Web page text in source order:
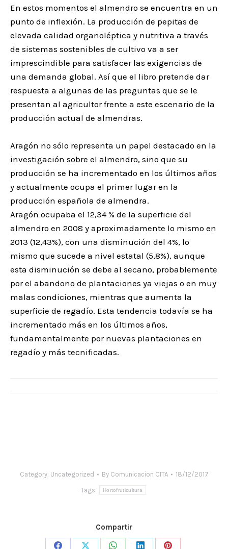
En estos momentos el almendro se encuentra en un
punto de inflexión. La producción de pepitas de
elevada calidad organoléptica y nutritiva a través
de sistemas sostenibles de cultivo va a ser
imprescindible para satisfacer las exigencias de
una demanda global. Así que el libro pretende dar
respuesta a algunas de las preguntas que se le
presentan al agricultor frente a este escenario de la
producción actual de almendras.
Aragón no sólo representa un papel destacado en la
investigación sobre el almendro, sino que su
producción se ha incrementado en los últimos años
y actualmente ocupa el primer lugar en la
producción española de almendra.
Aragón ocupaba el 12,34 % de la superficie del
almendro en 2008 y aproximadamente lo mismo en
2013 (12,43%), con una disminución del 4%, lo
mismo que sucede a nivel estatal (5,8%), aunque
esta disminución se debe al secano, probablemente
por el abandono de plantaciones ya viejas o en muy
malas condiciones, mientras que aumenta la
superficie de regadío. Esta tendencia todavía se ha
incrementado más en los últimos años,
fundamentalmente por nuevas plantaciones en
regadío y más tecnificadas.
Category: Uncategorized By Comunicacion CITA 18/12/2017
Tags: Hortofruticultura
Compartir